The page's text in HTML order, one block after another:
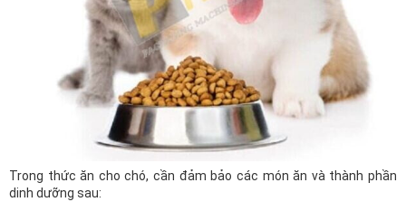
Trong thức ăn cho chó, cần đảm bảo các món ăn và thành phần
dinh dưỡng sau: